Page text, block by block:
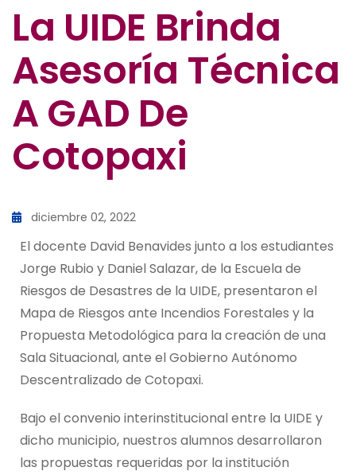
La UIDE Brinda
Asesoría Técnica
A GAD De
Cotopaxi
diciembre 02, 2022
El docente David Benavides junto a los estudiantes
Jorge Rubio y Daniel Salazar, de la Escuela de
Riesgos de Desastres de la UIDE, presentaron el
Mapa de Riesgos ante Incendios Forestales y la
Propuesta Metodológica para la creación de una
Sala Situacional, ante el Gobierno Autónomo
Descentralizado de Cotopaxi.
Bajo el convenio interinstitucional entre la UIDE y
dicho municipio, nuestros alumnos desarrollaron
las propuestas requeridas por la institución